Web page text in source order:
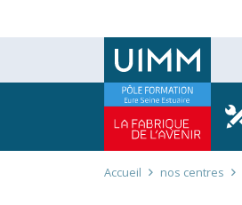
Fil
Accueil nos centres